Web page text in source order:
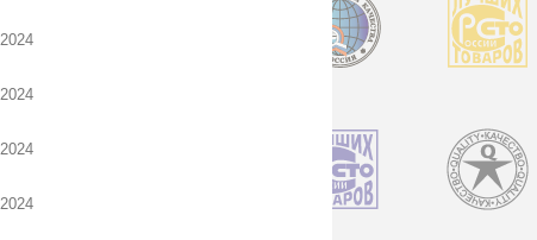
2024
2024
2024
2024